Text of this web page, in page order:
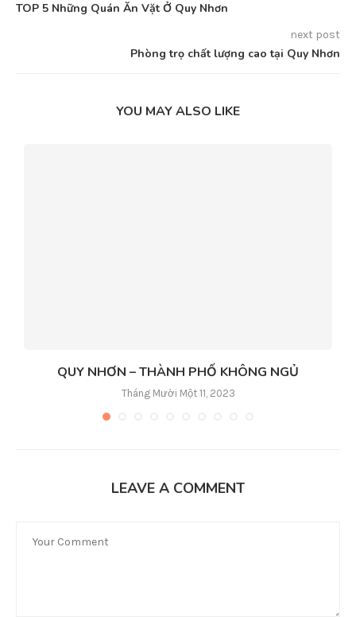
TOP 5 Những Quán Ăn Vặt Ở Quy Nhơn
next post
Phòng trọ chất lượng cao tại Quy Nhơn
YOU MAY ALSO LIKE
QUY NHƠN – THÀNH PHỐ KHÔNG NGỦ
Tháng Mười Một 11, 2023
LEAVE A COMMENT